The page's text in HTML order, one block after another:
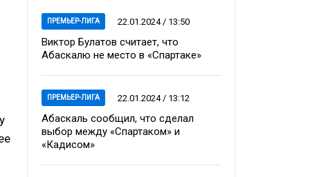
ПРЕМЬЕР-ЛИГА 22.01.2024 / 13:50
Виктор Булатов считает, что
Абаскалю не место в «Спартаке»
ПРЕМЬЕР-ЛИГА 22.01.2024 / 13:12
Абаскаль сообщил, что сделал
выбор между «Спартаком» и
«Кадисом»